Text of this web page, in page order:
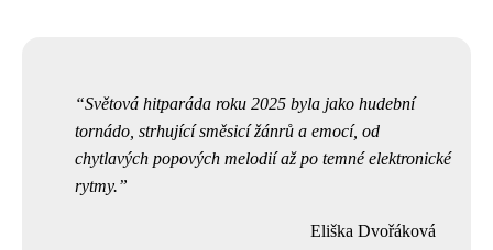
Světová hitparáda roku 2025 byla jako hudební
tornádo, strhující směsicí žánrů a emocí, od
chytlavých popových melodií až po temné elektronické
rytmy.
Eliška Dvořáková